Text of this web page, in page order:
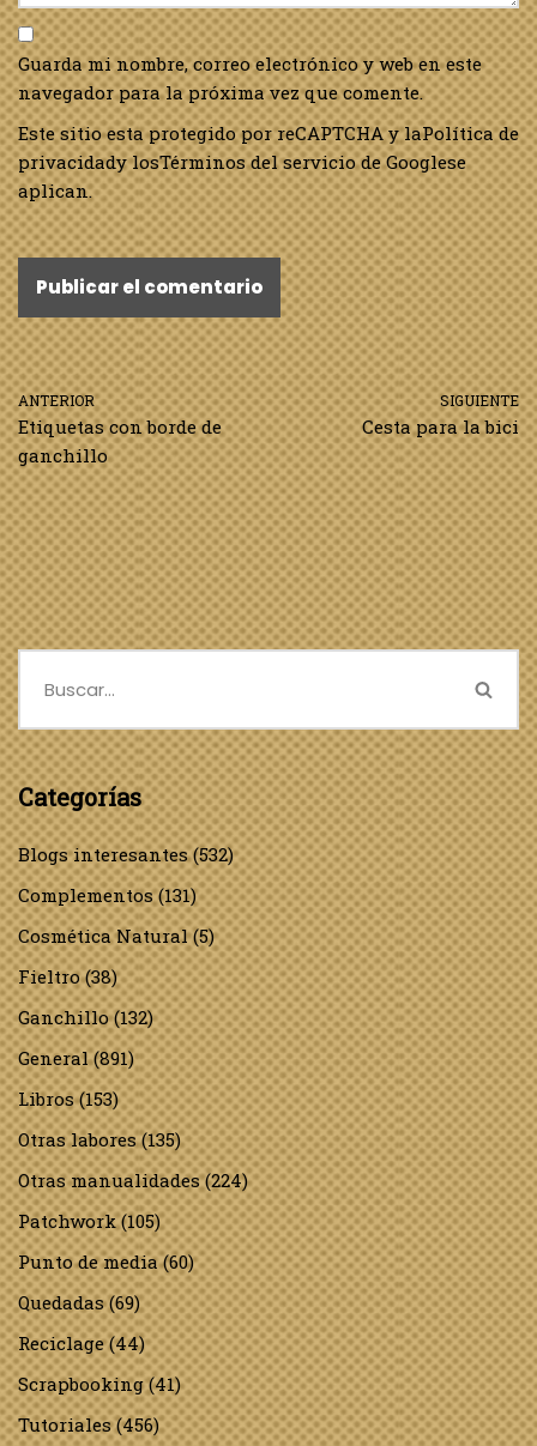
Guarda mi nombre, correo electrónico y web en este
navegador para la próxima vez que comente.
Este sitio esta protegido por reCAPTCHA y laPolítica de
privacidady losTérminos del servicio de Googlese
aplican.
ANTERIOR
Etiquetas con borde de
ganchillo
SIGUIENTE
Cesta para la bici
Categorías
Blogs interesantes(532)
Complementos(131)
Cosmética Natural(5)
Fieltro(38)
Ganchillo(132)
General(891)
Libros(153)
Otras labores(135)
Otras manualidades(224)
Patchwork(105)
Punto de media(60)
Quedadas(69)
Reciclage(44)
Scrapbooking(41)
Tutoriales(456)